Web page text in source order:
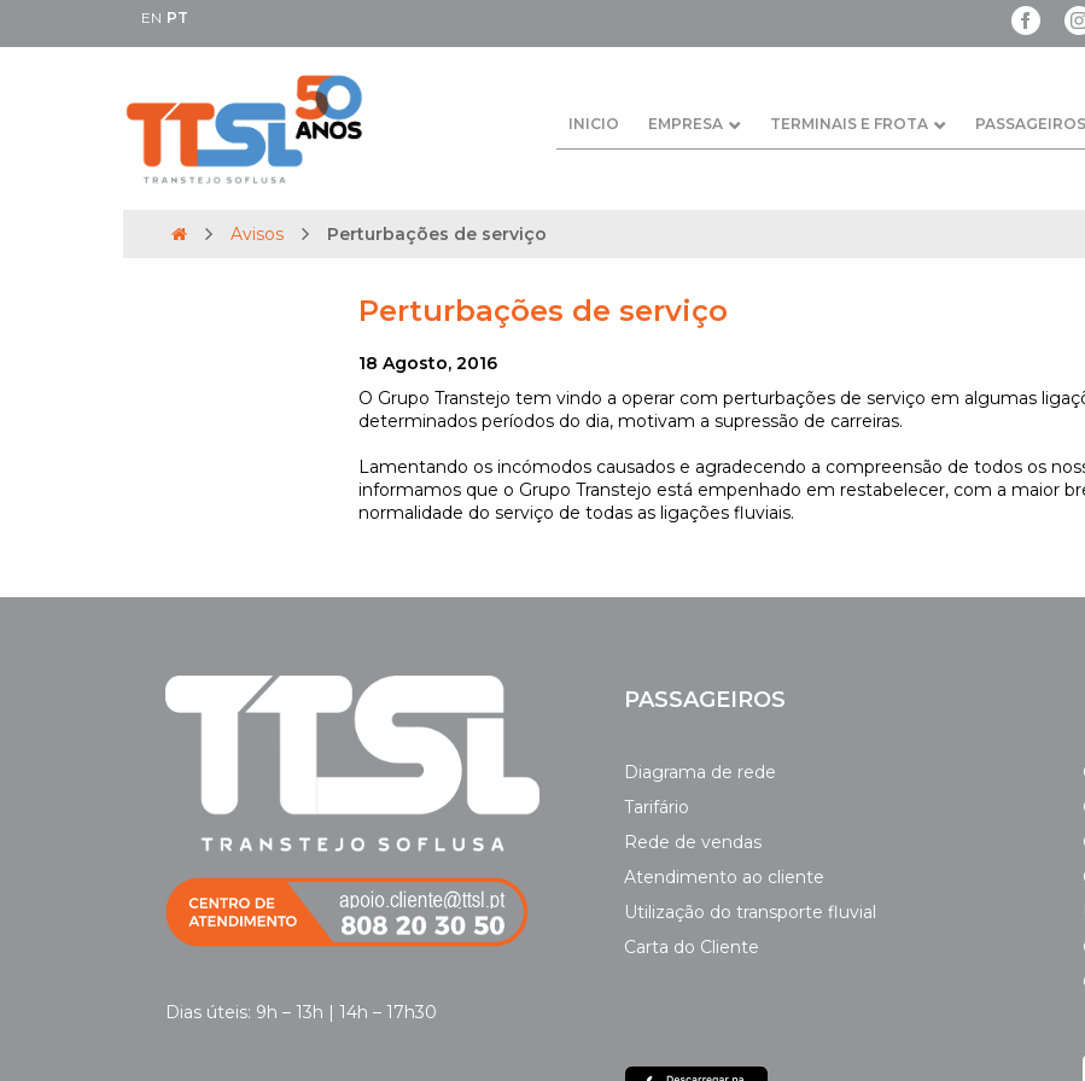
EN PT
INICIO EMPRESA TERMINAIS E FROTA PASSAGEIROS
Avisos Perturbações de serviço
Perturbações de serviço
18 Agosto, 2016
O Grupo Transtejo tem vindo a operar com perturbações de serviço em algumas
determinados períodos do dia, motivam a supressão de carreiras.
Lamentando os incómodos causados e agradecendo a compreensão de todos os
informamos que o Grupo Transtejo está empenhado em restabelecer, com a maior
normalidade do serviço de todas as ligações fluviais.
Dias úteis: 9h – 13h | 14h – 17h30
PASSAGEIROS
Diagrama de rede
Tarifário
Rede de vendas
Atendimento ao cliente
Utilização do transporte fluvial
Carta do Cliente